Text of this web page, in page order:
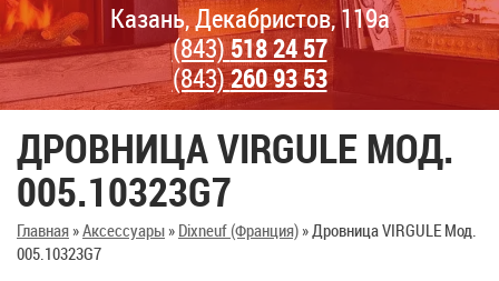
Казань, Декабристов, 119а
(843)518 24 57
(843)260 93 53
ДРОВНИЦА VIRGULE МОД.
005.10323G7
Главная»Аксессуары» Dixneuf (Франция)»Дровница VIRGULE Мод.
005.10323G7